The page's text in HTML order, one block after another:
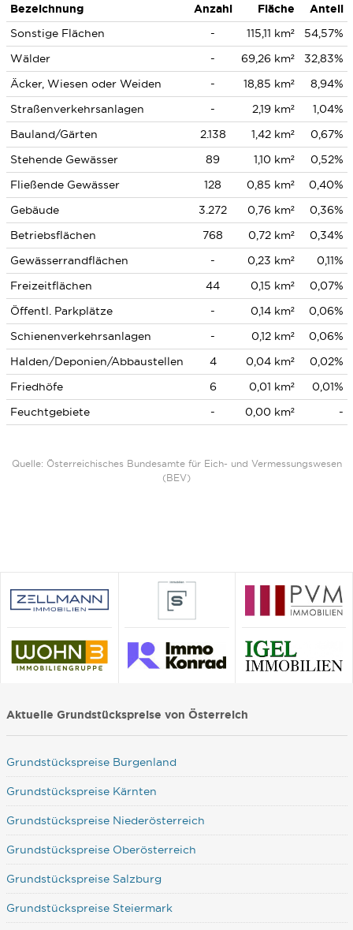
Bezeichnung Anzahl Fläche
Anteil
Sonstige Flächen
- 115,11 km²
54,57%
Wälder
- 69,26 km²
32,83%
Äcker, Wiesen oder Weiden
- 18,85 km²
8,94%
Straßenverkehrsanlagen
- 2,19 km²
1,04%
Bauland/Gärten
2.138 1,42 km²
0,67%
Stehende Gewässer
89 1,10 km²
0,52%
Fließende Gewässer
128 0,85 km²
0,40%
Gebäude
3.272 0,76 km²
0,36%
Betriebsflächen
768 0,72 km²
0,34%
Gewässerrandflächen
- 0,23 km²
0,11%
Freizeitflächen
44 0,15 km²
0,07%
Öffentl. Parkplätze
- 0,14 km²
0,06%
Schienenverkehrsanlagen
- 0,12 km²
0,06%
Halden/Deponien/Abbaustellen
4 0,04 km²
0,02%
Friedhöfe
6 0,01 km²
0,01%
Feuchtgebiete
- 0,00 km² -
Quelle: Österreichisches Bundesamte für Eich- und Vermessungswesen
(BEV)
Aktuelle Grundstückspreise von Österreich
Grundstückspreise Burgenland
Grundstückspreise Kärnten
Grundstückspreise Niederösterreich
Grundstückspreise Oberösterreich
Grundstückspreise Salzburg
Grundstückspreise Steiermark